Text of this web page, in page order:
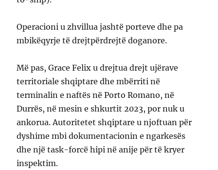
Operacioni u zhvillua jashtë porteve dhe pa
mbikëqyrje të drejtpërdrejtë doganore.
Më pas, Grace Felix u drejtua drejt ujërave
territoriale shqiptare dhe mbërriti në
terminalin e naftës në Porto Romano, në
Durrës, në mesin e shkurtit 2023, por nuk u
ankorua. Autoritetet shqiptare u njoftuan për
dyshime mbi dokumentacionin e ngarkesës
dhe një task-forcë hipi në anije për të kryer
inspektim.